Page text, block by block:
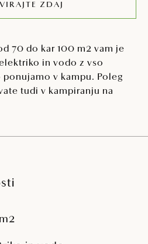
ZDAJ
70 do kar 100 m2 vam je
in vodo z vso
v kampu. Poleg
tudi v kampiranju na